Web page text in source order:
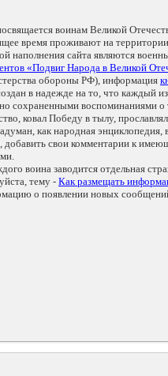
воинам Великой
время проживают на
наполнения сайта являются
«Подвиг Народа в Великой
обороны РФ), информация
в надежде на то, что каждый
сохраненными воспоминаниями о
ковал Победу в тылу,
как народная
добавить свои комментарии к
воина заводится отдельная
тему - Как размещать
о появлении новых